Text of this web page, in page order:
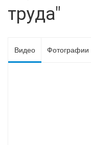
труда"
Видео Фотографии